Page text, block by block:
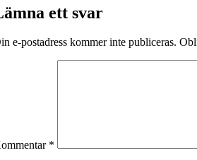
ett svar
e-postadress kommer inte publiceras.
*